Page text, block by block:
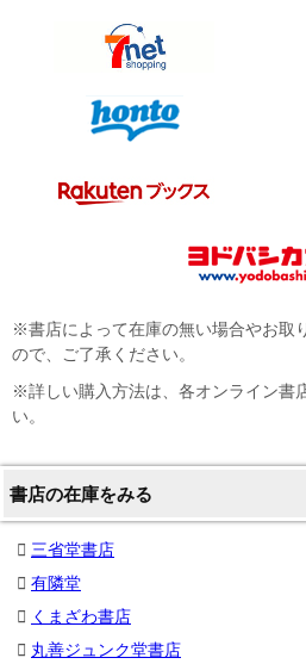
※書店によって在庫の無い場合やお取
ので、ご了承ください。
※詳しい購入方法は、各オンライン書
い。
書店の在庫をみる
三省堂書店
有隣堂
くまざわ書店
丸善ジュンク堂書店